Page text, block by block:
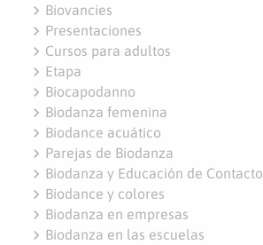
navigate_next Biovancies
navigate_next Presentaciones
navigate_next Cursos para adultos
navigate_next Etapa
navigate_next Biocapodanno
navigate_next Biodanza femenina
navigate_next Biodance acuático
navigate_next Parejas de Biodanza
navigate_next Biodanza y Educación de Contacto
navigate_next Biodance y colores
navigate_next Biodanza en empresas
navigate_next Biodanza en las escuelas